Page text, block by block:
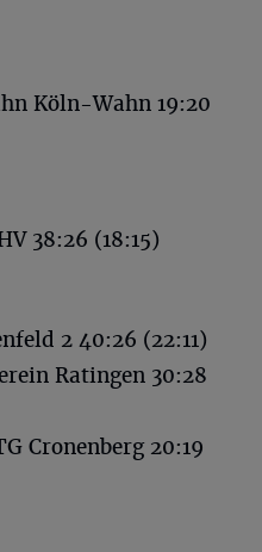
Köln-Wahn 19:20
38:26 (18:15)
2 40:26 (22:11)
Ratingen 30:28
Cronenberg 20:19